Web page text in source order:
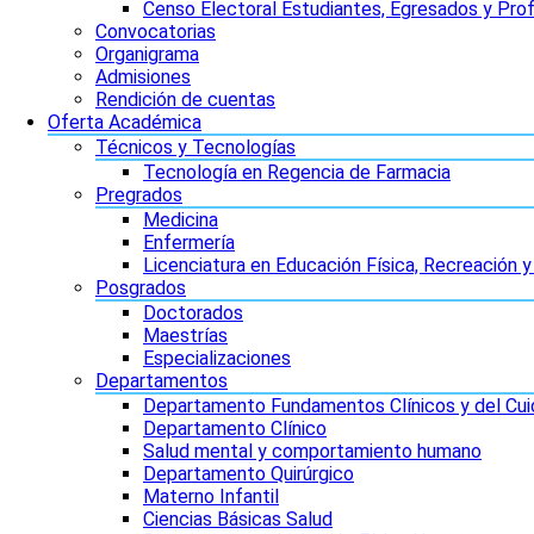
Censo Electoral Estudiantes, Egresados y
Convocatorias
Organigrama
Admisiones
Rendición de cuentas
Oferta Académica
Técnicos y Tecnologías
Tecnología en Regencia de Farmacia
Pregrados
Medicina
Enfermería
Licenciatura en Educación Física, Recreación
Posgrados
Doctorados
Maestrías
Especializaciones
Departamentos
Departamento Fundamentos Clínicos y del
Departamento Clínico
Salud mental y comportamiento humano
Departamento Quirúrgico
Materno Infantil
Ciencias Básicas Salud